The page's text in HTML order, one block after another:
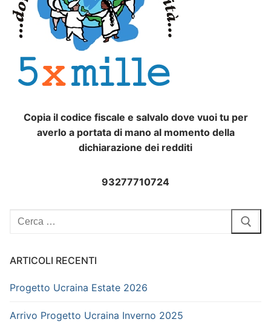
Copia il codice fiscale e salvalo dove vuoi tu per
averlo a portata di mano al momento della
dichiarazione dei redditi
93277710724
Cerca:
ARTICOLI RECENTI
Progetto Ucraina Estate 2026
Arrivo Progetto Ucraina Inverno 2025